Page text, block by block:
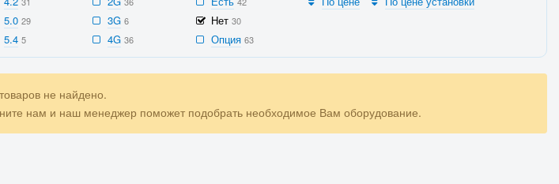
5.0 29
5.4 5
3G 6
4G 36
Нет 30
Опция 63
не найдено.
нам и наш менеджер поможет подобрать необходимое Вам оборудование.